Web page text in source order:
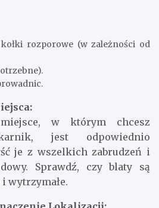
rozporowe (w zależności od
w którym chcesz
jest odpowiednio
je z wszelkich zabrudzeń i
Sprawdź, czy blaty są
wytrzymałe.